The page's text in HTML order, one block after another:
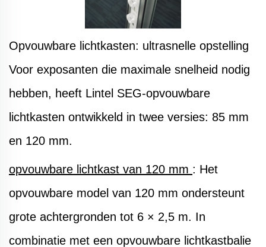
Opvouwbare lichtkasten: ultrasnelle opstelling
Voor exposanten die maximale snelheid nodig
hebben, heeft Lintel SEG-opvouwbare
lichtkasten ontwikkeld in twee versies: 85 mm
en 120 mm.
opvouwbare lichtkast van 120 mm : Het
opvouwbare model van 120 mm ondersteunt
grote achtergronden tot 6 × 2,5 m. In
combinatie met een opvouwbare lichtkastbalie